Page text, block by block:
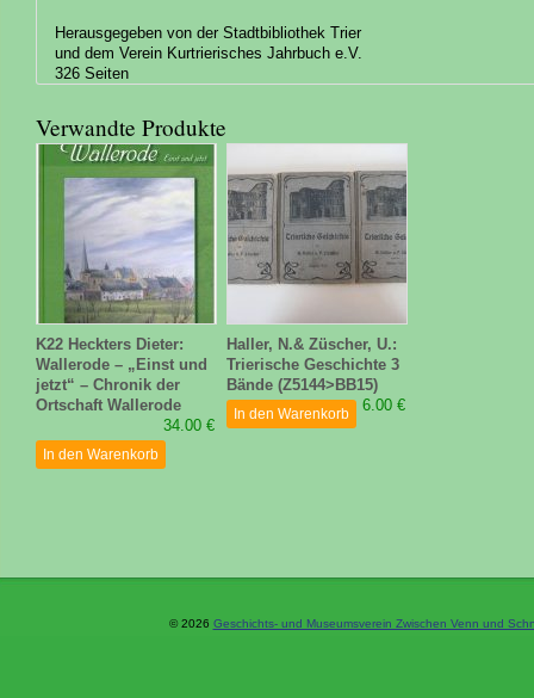
Herausgegeben von der Stadtbibliothek Trier
und dem Verein Kurtrierisches Jahrbuch e.V.
326 Seiten
Verwandte Produkte
K22 Heckters Dieter:
Wallerode – „Einst und
jetzt“ – Chronik der
Ortschaft Wallerode
34.00 €
In den Warenkorb
Haller, N.& Züscher, U.:
Trierische Geschichte 3
Bände (Z5144>BB15)
6.00 €
In den Warenkorb
© 2026 Geschichts- und Museumsverein Zwischen Venn und